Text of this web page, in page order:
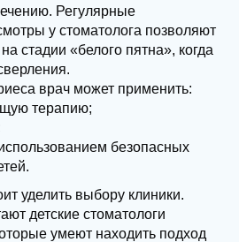
Регулярные
у стоматолога позволяют
стадии «белого пятна», когда
врач может применить:
терапию;
безопасных
уделить выбору клиники.
детские стоматологи
умеют находить подход